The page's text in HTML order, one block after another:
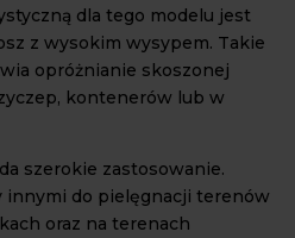
dla tego modelu jest
z wysokim wysypem. Takie
opróżnianie skoszonej
kontenerów lub w
szerokie zastosowanie.
innymi do pielęgnacji terenów
oraz na terenach